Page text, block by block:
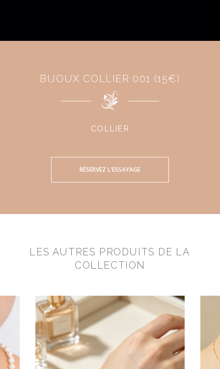
BIJOUX COLLIER 001 (15€)
COLLIER
RÉSERVEZ L'ESSAYAGE
LES AUTRES PRODUITS DE LA
COLLECTION